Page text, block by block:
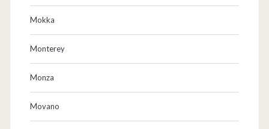
Mokka
Monterey
Monza
Movano